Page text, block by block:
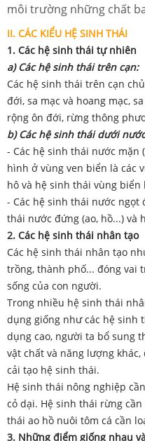
môi trường những chất
II. CÁC KIỂU HỆ SINH THÁI
1. Các hệ sinh thái tự nhiên
a) Các hệ sinh thái trên cạn:
Các hệ sinh thái trên cạn
đới, sa mạc và hoang mạc,
rộng ôn đới, rừng thông
b) Các hệ sinh thái dưới
- Các hệ sinh thái nước mặn
hình ở vùng ven biển là các
hô và hệ sinh thái vùng biển
- Các hệ sinh thái nước ngọt
thái nước đứng (ao, hồ...) và
2. Các hệ sinh thái nhân tạo
Các hệ sinh thái nhân tạo
trồng, thành phố... đóng vai
sống của con người.
Trong nhiều hệ sinh thái
dụng giống như các hệ sinh
dụng cao, người ta bổ sung
vật chất và năng lượng
cải tạo hệ sinh thái.
Hệ sinh thái nông nghiệp
cỏ dại. Hệ sinh thái rừng
thái ao hồ nuôi tôm cá cần
3. Những điểm giống nhau